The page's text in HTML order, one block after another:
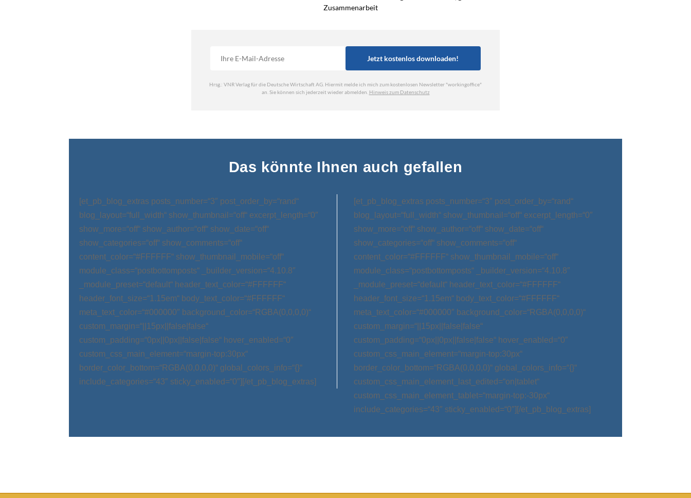
Das könnte Ihnen auch gefallen
[et_pb_blog_extras posts_number=“3″ post_order_by=“rand“
blog_layout=“full_width“ show_thumbnail=“off“ excerpt_length=“0″
show_more=“off“ show_author=“off“ show_date=“off“
show_categories=“off“ show_comments=“off“
content_color=“#FFFFFF“ show_thumbnail_mobile=“off“
module_class=“postbottomposts“ _builder_version=“4.10.8″
_module_preset=“default“ header_text_color=“#FFFFFF“
header_font_size=“1.15em“ body_text_color=“#FFFFFF“
meta_text_color=“#000000″ background_color=“RGBA(0,0,0,0)“
custom_margin=“||15px||false|false“
custom_padding=“0px||0px||false|false“ hover_enabled=“0″
custom_css_main_element=“margin-top:30px“
border_color_bottom=“RGBA(0,0,0,0)“ global_colors_info=“{}“
include_categories=“43″ sticky_enabled=“0″][/et_pb_blog_extras]
[et_pb_blog_extras posts_number=“3″ post_order_by=“rand“
blog_layout=“full_width“ show_thumbnail=“off“ excerpt_length=“0″
show_more=“off“ show_author=“off“ show_date=“off“
show_categories=“off“ show_comments=“off“
content_color=“#FFFFFF“ show_thumbnail_mobile=“off“
module_class=“postbottomposts“ _builder_version=“4.10.8″
_module_preset=“default“ header_text_color=“#FFFFFF“
header_font_size=“1.15em“ body_text_color=“#FFFFFF“
meta_text_color=“#000000″ background_color=“RGBA(0,0,0,0)“
custom_margin=“||15px||false|false“
custom_padding=“0px||0px||false|false“ hover_enabled=“0″
custom_css_main_element=“margin-top:30px“
border_color_bottom=“RGBA(0,0,0,0)“ global_colors_info=“{}“
custom_css_main_element_last_edited=“on|tablet“
custom_css_main_element_tablet=“margin-top:-30px“
include_categories=“43″ sticky_enabled=“0″][/et_pb_blog_extras]